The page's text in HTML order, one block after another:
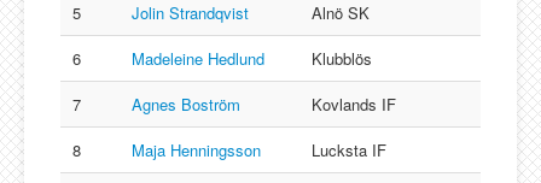
5
Jolin Strandqvist
Alnö SK
6
Madeleine Hedlund
Klubblös
7
Agnes Boström
Kovlands IF
8
Maja Henningsson
Lucksta IF